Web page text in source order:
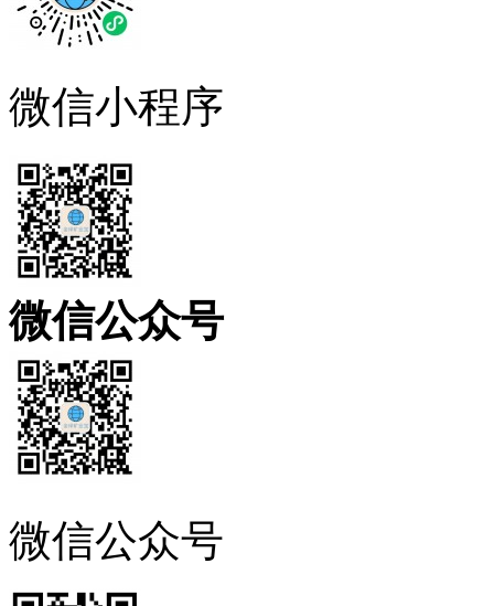
微信小程序
微信公众号
微信公众号